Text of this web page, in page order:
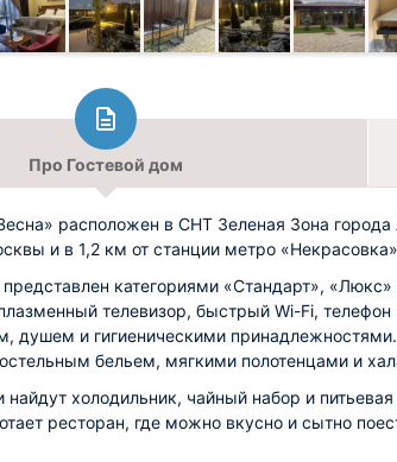
Про Гостевой дом
расположен в СНТ Зеленая Зона
и в 1,2 км от станции метро
категориями «Стандарт»,
телевизор, быстрый Wi-Fi, телефон
душем и гигиеническими принадлежностями.
бельем, мягкими полотенцами и
найдут холодильник, чайный набор и
ресторан, где можно вкусно и сытно